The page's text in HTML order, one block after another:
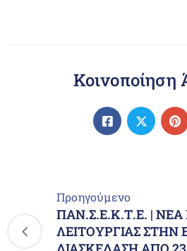
Κοινοποίηση
Προηγούμενο
ΠΑΝ.Σ.Ε.Κ.Τ.Ε. |
ΛΕΙΤΟΥΡΓΙΑΣ ΣΤΗΝ